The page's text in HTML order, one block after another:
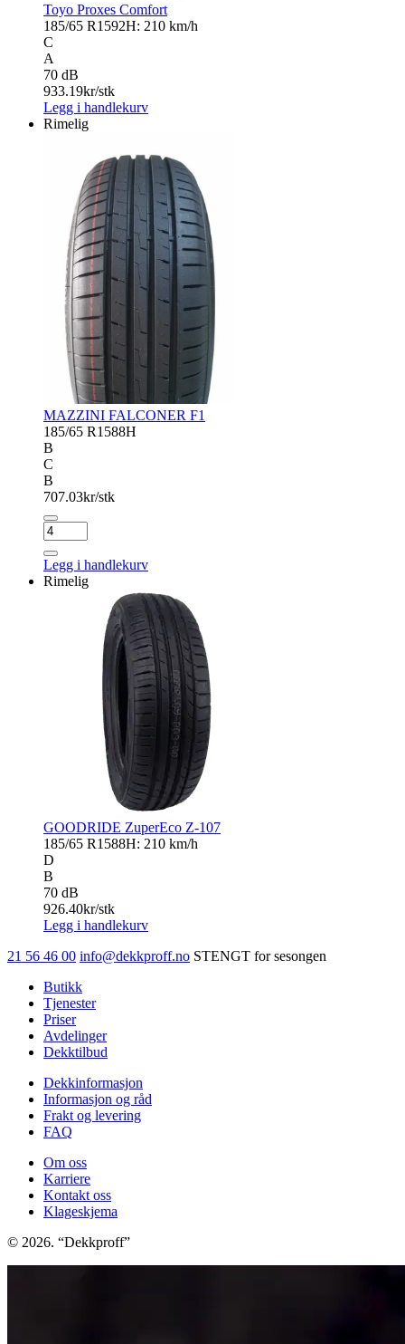
Toyo Proxes Comfort
185/65 R1592H: 210 km/h
C
A
70 dB
933.19kr/stk
Legg i handlekurv
Rimelig
MAZZINI FALCONER F1
185/65 R1588H
B
C
B
707.03kr/stk
MAZZINI
FALCONER
F1
antall
Legg i handlekurv
Rimelig
GOODRIDE ZuperEco Z-107
185/65 R1588H: 210 km/h
D
B
70 dB
926.40kr/stk
Legg i handlekurv
21 56 46 00 info@dekkproff.no STENGT for sesongen
Butikk
Tjenester
Priser
Avdelinger
Dekktilbud
Dekkinformasjon
Informasjon og råd
Frakt og levering
FAQ
Om oss
Karriere
Kontakt oss
Klageskjema
© 2026. “Dekkproff”